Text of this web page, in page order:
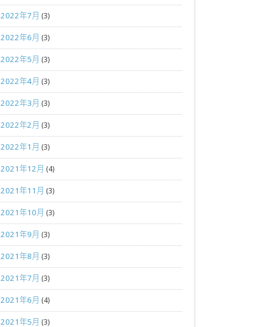
2022年7月 (3)
2022年6月 (3)
2022年5月 (3)
2022年4月 (3)
2022年3月 (3)
2022年2月 (3)
2022年1月 (3)
2021年12月 (4)
2021年11月 (3)
2021年10月 (3)
2021年9月 (3)
2021年8月 (3)
2021年7月 (3)
2021年6月 (4)
2021年5月 (3)